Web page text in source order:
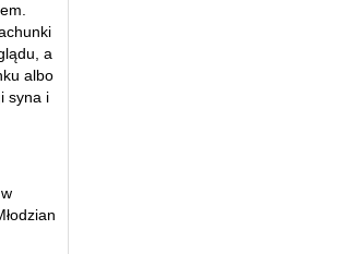
a
albo
syna i